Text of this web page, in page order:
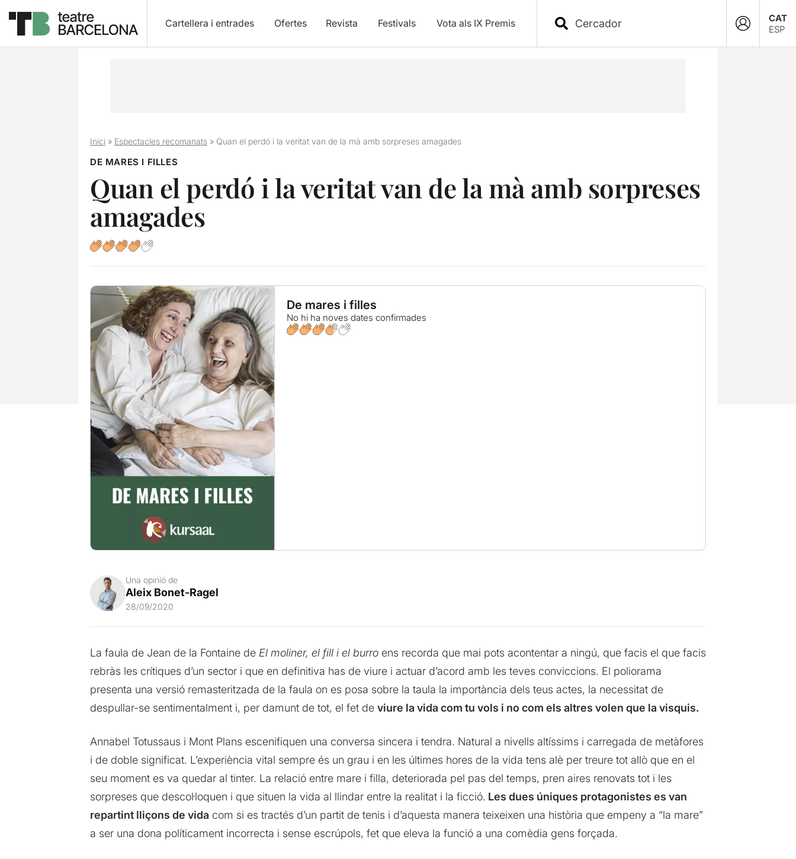
Cartellera i entrades Ofertes Revista Festivals Vota als IX Premis
CAT
ESP
Inici» Espectacles recomanats» Quan el perdó i la veritat van de la mà amb sorpreses amagades
DE MARES I FILLES
Quan el perdó i la veritat van de la mà amb sorpreses
amagades
De mares i filles
No hi ha noves dates confirmades
Una opinió de
Aleix Bonet-Ragel
28/09/2020
La faula de Jean de la Fontaine de El moliner, el fill i el burroens recorda que mai pots acontentar a ningú, que facis el que facis
rebràs les crítiques d’un sector i que en definitiva has de viure i actuar d’acord amb les teves conviccions. El poliorama
presenta una versió remasteritzada de la faula on es posa sobre la taula la importància dels teus actes, la necessitat de
despullar-se sentimentalment i, per damunt de tot, el fet de viure la vida com tu vols i no com els altres volen que la visquis.
Annabel Totussaus i Mont Plans escenifiquen una conversa sincera i tendra. Natural a nivells altíssims i carregada de metàfores
i de doble significat. L’experiència vital sempre és un grau i en les últimes hores de la vida tens alè per treure tot allò que en el
seu moment es va quedar al tinter. La relació entre mare i filla, deteriorada pel pas del temps, pren aires renovats tot i les
sorpreses que descol·loquen i que situen la vida al llindar entre la realitat i la ficció. Les dues úniques protagonistes es van
repartint lliçons de vida com si es tractés d’un partit de tenis i d’aquesta manera teixeixen una història que empeny a “la mare”
a ser una dona políticament incorrecta i sense escrúpols, fet que eleva la funció a una comèdia gens forçada.